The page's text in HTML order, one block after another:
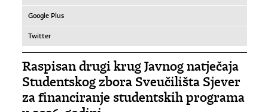
Google Plus
Twitter
Raspisan drugi krug Javnog natječaja
Studentskog zbora Sveučilišta Sjever
za financiranje studentskih programa